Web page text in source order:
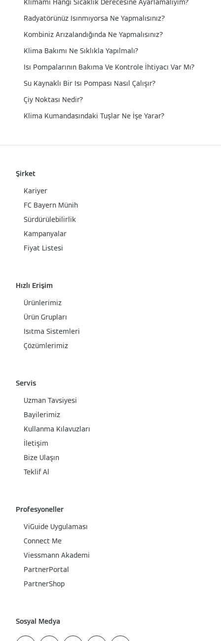
Klimamı Hangi Sıcaklık Derecesine Ayarlamalıyım?
Radyatörünüz Isınmıyorsa Ne Yapmalısınız?
Kombiniz Arızalandığında Ne Yapmalısınız?
Klima Bakımı Ne Sıklıkla Yapılmalı?
Isı Pompalarının Bakıma Ve Kontrole İhtiyacı Var Mı?
Su Kaynaklı Bir Isı Pompası Nasıl Çalışır?
Çiy Noktası Nedir?
Klima Kumandasındaki Tuşlar Ne İşe Yarar?
Şirket
Kariyer
FC Bayern Münih
Sürdürülebilirlik
Kampanyalar
Fiyat Listesi
Hızlı Erişim
Ürünlerimiz
Ürün Grupları
Isıtma Sistemleri
Çözümlerimiz
Servis
Uzman Tavsiyesi
Bayilerimiz
Kullanma Kılavuzları
İletişim
Bize Ulaşın
Teklif Al
Profesyoneller
ViGuide Uygulaması
Connect Me
Viessmann Akademi
PartnerPortal
PartnerShop
Sosyal Medya